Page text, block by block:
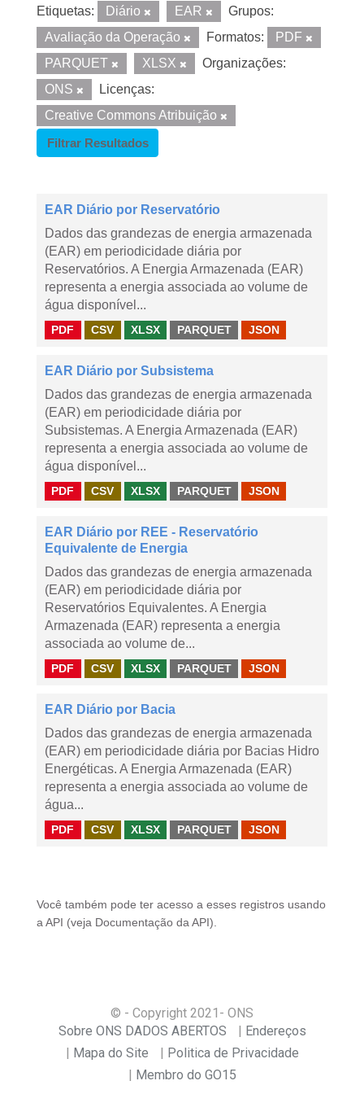
Etiquetas: Diário EAR
Grupos:
Avaliação da Operação
Formatos:
PDF
PARQUET
XLSX
Organizações:
ONS
Licenças:
Creative Commons Atribuição
Filtrar Resultados
EAR Diário por Reservatório
Dados das grandezas de energia armazenada
(EAR) em periodicidade diária por
Reservatórios. A Energia Armazenada (EAR)
representa a energia associada ao volume de
água disponível...
PDF CSV XLSX PARQUET JSON
EAR Diário por Subsistema
Dados das grandezas de energia armazenada
(EAR) em periodicidade diária por
Subsistemas. A Energia Armazenada (EAR)
representa a energia associada ao volume de
água disponível...
PDF CSV XLSX PARQUET JSON
EAR Diário por REE - Reservatório
Equivalente de Energia
Dados das grandezas de energia armazenada
(EAR) em periodicidade diária por
Reservatórios Equivalentes. A Energia
Armazenada (EAR) representa a energia
associada ao volume de...
PDF CSV XLSX PARQUET JSON
EAR Diário por Bacia
Dados das grandezas de energia armazenada
(EAR) em periodicidade diária por Bacias Hidro
Energéticas. A Energia Armazenada (EAR)
representa a energia associada ao volume de
água...
PDF CSV XLSX PARQUET JSON
Você também pode ter acesso a esses registros usando
a API (veja Documentação da API ).
© - Copyright 2021 - ONS
Sobre ONS DADOS ABERTOS
Endereços
Mapa do Site
Politica de Privacidade
Membro do GO15